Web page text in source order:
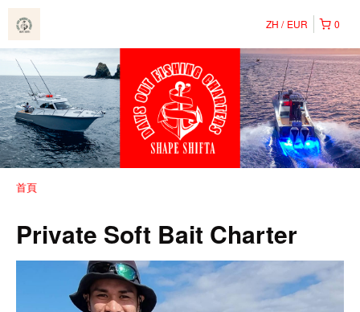
0
ZH EUR
首頁
Private Soft Bait Charter